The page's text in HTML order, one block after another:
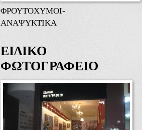
ΦΡΟΥΤΟΧΥΜΟΙ-
ΑΝΑΨΥΚΤΙΚΑ
ΕΙΔΙΚΟ
ΦΩΤΟΓΡΑΦΕΙΟ